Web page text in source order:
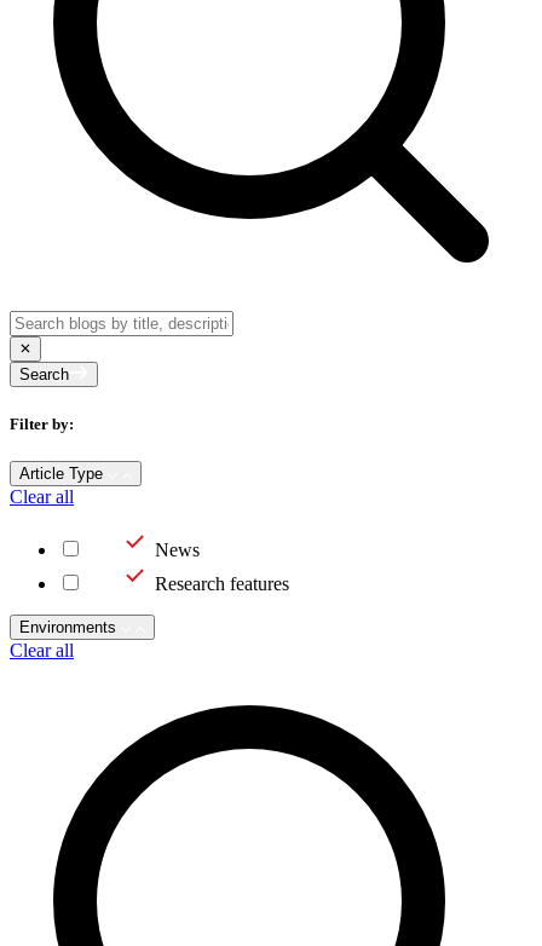
Search
Filter by:
Article Type
Clear all
News
Research features
Environments
Clear all